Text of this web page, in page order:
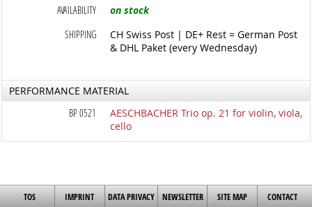
AVAILABILITY
on stock
SHIPPING
CH Swiss Post | DE+ Rest = German Post
& DHL Paket (every Wednesday)
PERFORMANCE MATERIAL
BP 0521
AESCHBACHER Trio op. 21 for violin, viola,
cello
TOS IMPRINT DATA PRIVACY NEWSLETTER SITE MAP CONTACT